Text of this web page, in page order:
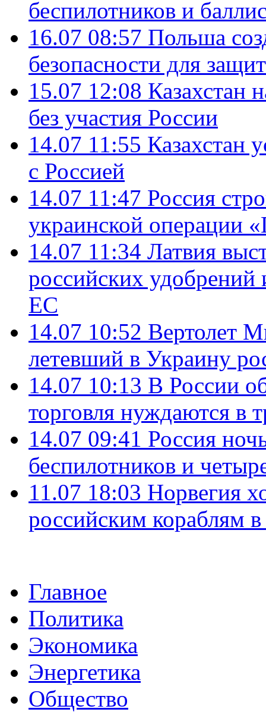
беспилотников и
16.07 08:57 Польша
безопасности для
15.07 12:08 Казахстан
без участия России
14.07 11:55 Казахстан
с Россией
14.07 11:47 Россия
украинской операции
14.07 11:34 Латвия
российских
ЕС
14.07 10:52 Вертолет
летевший в Украину
14.07 10:13 В России
торговля нуждаются в
14.07 09:41 Россия
беспилотников и
11.07 18:03 Норвегия
российским кораблям
Главное
Политика
Экономика
Энергетика
Общество